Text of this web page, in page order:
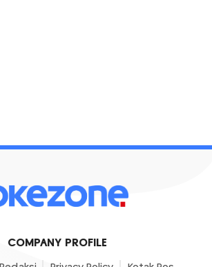
COMPANY PROFILE